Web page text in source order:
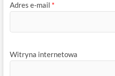
Adres e-mail *
Witryna internetowa